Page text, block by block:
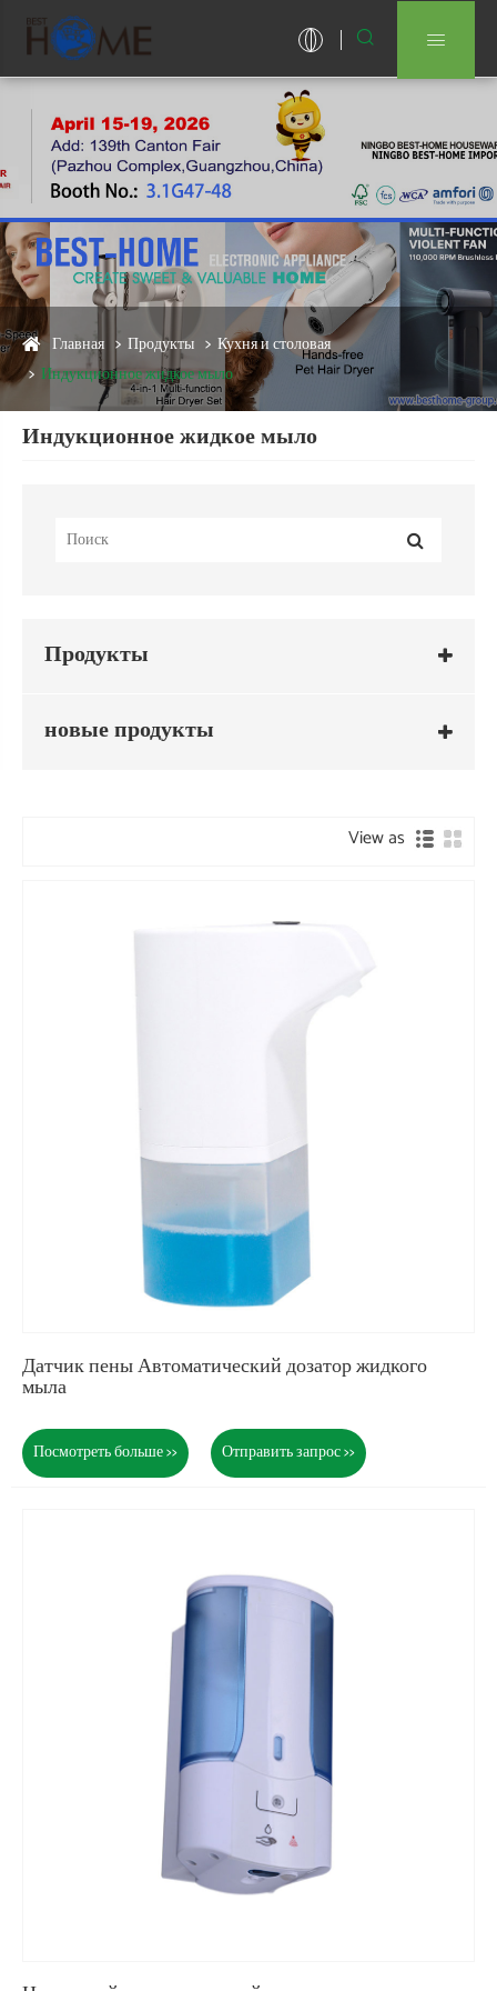
 
Главная Продукты
Кухня и столовая
Индукционное жидкое мыло
Индукционное жидкое мыло
Продукты
новые продукты
View as
Датчик пены Автоматический дозатор жидкого
мыла
Посмотреть больше >> Отправить запрос >>